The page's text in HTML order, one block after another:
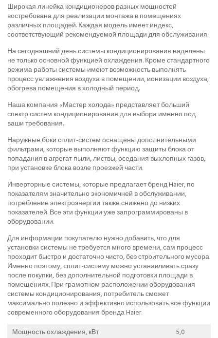
Широкая линейка кондиционеров разных мощностей
востребована для реализации монтажа в помещениях
различных площадей. Каждая модель имеет индекс,
соответствующий рекомендуемой площади для обслуживания.
На сегодняшний день системы кондиционирования наделены
не только основной функцией охлаждения. Кроме стандартного
режима работы системы имеют возможность выполнять
процесс увлажнения воздуха в помещении, ионизации воздуха,
обогрева помещения в холодный период.
Наша компания «Мастер холода» представляет больший
спектр систем кондиционирования для выбора именно под
ваши требования.
Наружные боки сплит-систем оснащены дополнительными
фильтрами, которые выполняют функцию защиты блока от
попадания в агрегат пыли, листвы, оседания выхлопных газов,
при установке блока возле проезжей части.
Инверторные системы, которые предлагает бренд Haier, по
показателям значительно экономичней в обслуживании,
потребление электроэнергии также снижено до низких
показателей. Все эти функции уже запрограммированы в
оборудовании.
Для информации покупателю нужно добавить, что для
установки системы не требуется много времени, сам процесс
проходит быстро и достаточно чисто, без строительного мусора.
Именно поэтому, сплит-систему можно устанавливать сразу
после покупки, без дополнительной подготовки площади в
помещениях. При грамотном расположении оборудования
системы кондиционирования, потребитель сможет
максимально полезно и эффективно использовать все функции
современного оборудования бренда Haier.
Мощность охлаждения, кВт
5,0